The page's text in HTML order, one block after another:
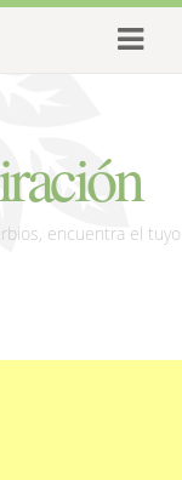
encuentra el tuyo